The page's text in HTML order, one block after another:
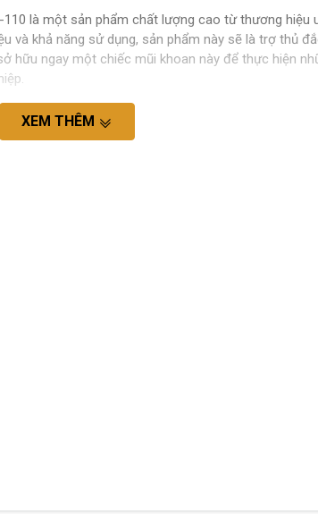
110 là một sản phẩm chất lượng cao từ thương hiệu
và khả năng sử dụng, sản phẩm này sẽ là trợ thủ
hữu ngay một chiếc mũi khoan này để thực hiện
XEM THÊM